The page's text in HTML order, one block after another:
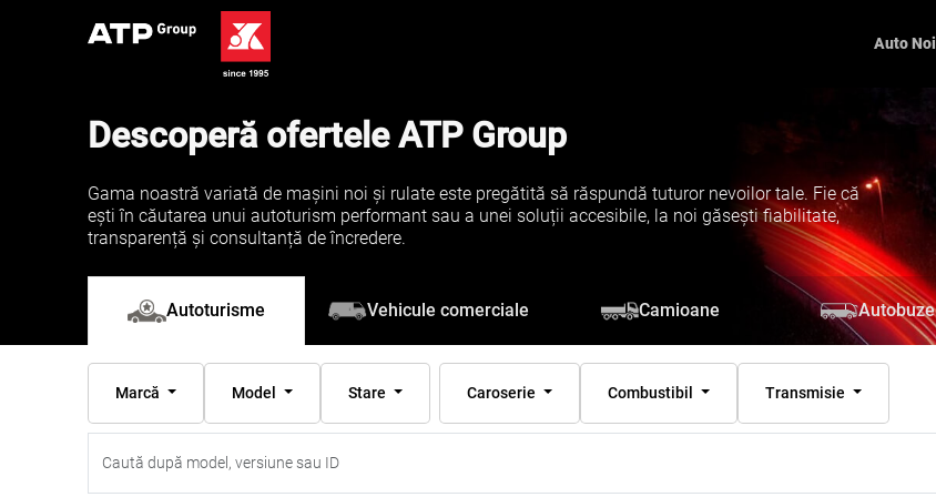
Auto Noi
Descoperă ofertele ATP Group
Gama noastră variată de mașini noi și rulate este pregătită să răspundă tuturor nevoilor tale. Fie că
ești în căutarea unui autoturism performant sau a unei soluții accesibile, la noi găsești fiabilitate,
transparență și consultanță de încredere.
Autoturisme Vehicule comerciale Camioane Autobuze
Marcă Model Stare Caroserie Combustibil Transmisie